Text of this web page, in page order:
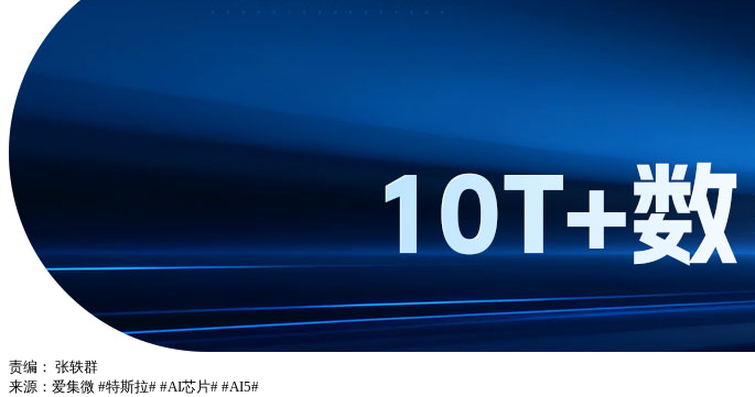
责编： 张轶群
来源：爱集微 #特斯拉# #AI芯片# #AI5#